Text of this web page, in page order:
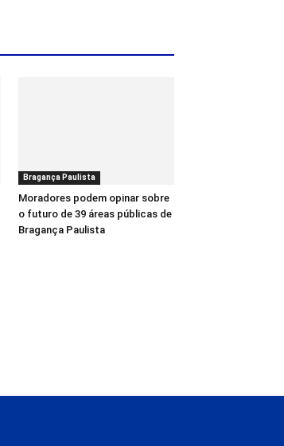
Bragança Paulista
Moradores podem opinar sobre
o futuro de 39 áreas públicas de
Bragança Paulista